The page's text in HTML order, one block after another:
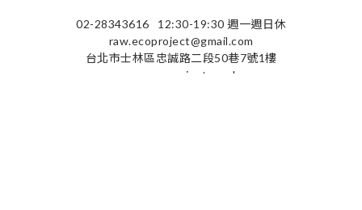
02-28343616 12:30-19:30 週一週日休
raw.ecoproject@gmail.com
台北市士林區忠誠路二段50巷7號1樓
raw-ecoproject.co.uk